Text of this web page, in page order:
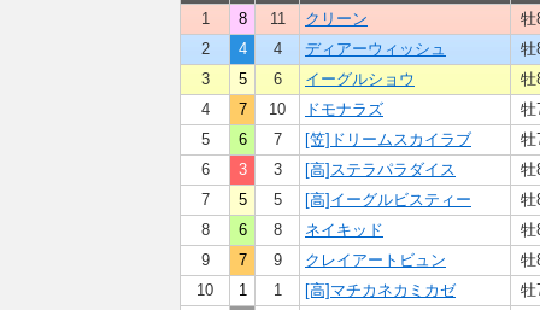
1
8 11 クリーン
牡
2
4 4 ディアーウィッシュ
牡
3
5 6 イーグルショウ
牡
4
7 10 ドモナラズ
牡
5
6 7 [笠]ドリームスカイラブ
牡
6
3 3 [高]ステラパラダイス
牡
7
5 5 [高]イーグルビスティー
牡
8
6 8 ネイキッド
牡
9
7 9 クレイアートビュン
牡
10
1 1 [高]マチカネカミカゼ
牡